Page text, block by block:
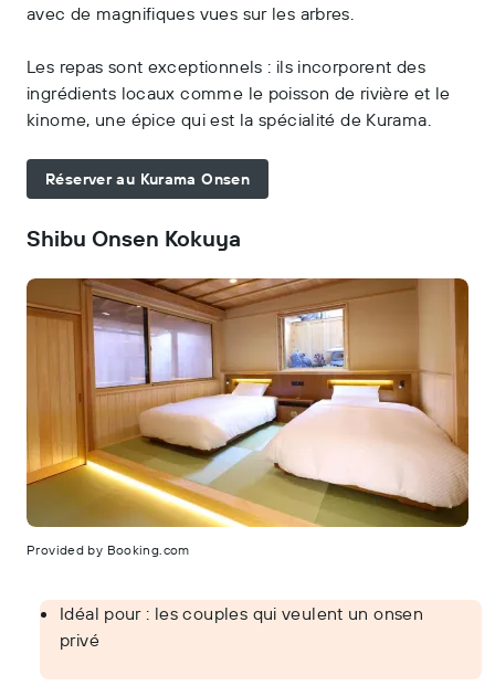
avec de magnifiques vues sur les arbres.
Les repas sont exceptionnels : ils incorporent des
ingrédients locaux comme le poisson de rivière et le
kinome, une épice qui est la spécialité de Kurama.
Réserver au Kurama Onsen
Shibu Onsen Kokuya
Provided by Booking.com
Idéal pour : les couples qui veulent un onsen
privé